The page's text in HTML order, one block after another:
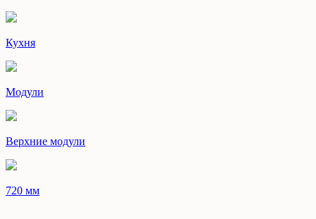
Кухня
Модули
Верхние модули
720 мм